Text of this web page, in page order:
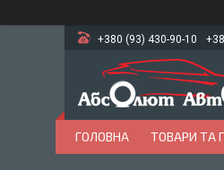
+380 (93) 430-90-10
ГОЛОВНА ТОВАРИ ТА